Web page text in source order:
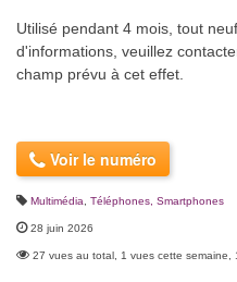
Utilisé pendant 4 mois, tout
d'informations, veuillez
champ prévu à cet effet.
Voir le numéro
Multimédia Téléphones, Smartphones
28 juin 2026
27 vues au total, 1 vues cette semaine,